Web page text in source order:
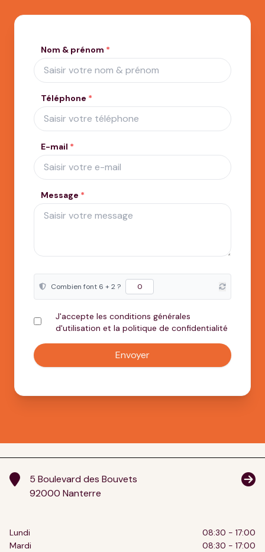
Nom & prénom *
Téléphone *
E-mail *
Message *
Combien font 6 + 2 ?
J'accepte les conditions générales
d'utilisation et la politique de confidentialité
Envoyer
5 Boulevard des Bouvets
92000 Nanterre
Lundi
08:30 - 17:00
Mardi
08:30 - 17:00